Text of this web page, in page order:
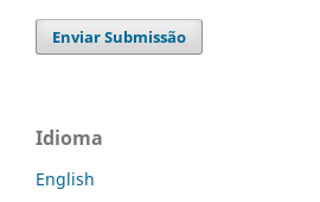
Enviar Submissão
Idioma
English